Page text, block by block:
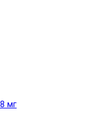
мг